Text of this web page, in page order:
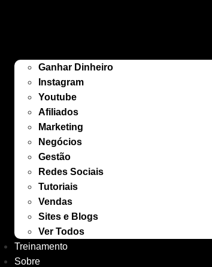
Ganhar Dinheiro
Instagram
Youtube
Afiliados
Marketing
Negócios
Gestão
Redes Sociais
Tutoriais
Vendas
Sites e Blogs
Ver Todos
Treinamento
Sobre